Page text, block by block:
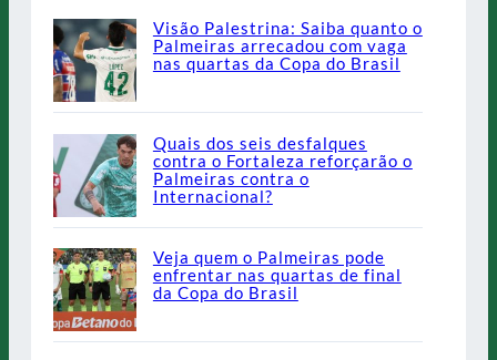
Visão Palestrina: Saiba quanto o
Palmeiras arrecadou com vaga
nas quartas da Copa do Brasil
Quais dos seis desfalques
contra o Fortaleza reforçarão o
Palmeiras contra o
Internacional?
Veja quem o Palmeiras pode
enfrentar nas quartas de final
da Copa do Brasil